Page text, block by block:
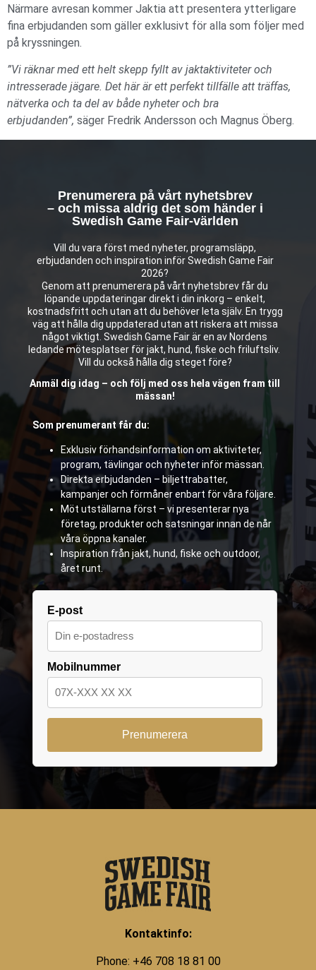
Närmare avresan kommer Jaktia att presentera ytterligare
fina erbjudanden som gäller exklusivt för alla som följer med
på kryssningen.
”Vi räknar med ett helt skepp fyllt av jaktaktiviteter och
intresserade jägare. Det här är ett perfekt tillfälle att träffas,
nätverka och ta del av både nyheter och bra
erbjudanden”, säger Fredrik Andersson och Magnus Öberg.
Prenumerera på vårt nyhetsbrev
– och missa aldrig det som händer i
Swedish Game Fair-världen
Vill du vara först med nyheter, programsläpp,
erbjudanden och inspiration inför Swedish Game Fair
2026?
Genom att prenumerera på vårt nyhetsbrev får du
löpande uppdateringar direkt i din inkorg – enkelt,
kostnadsfritt och utan att du behöver leta själv. En trygg
väg att hålla dig uppdaterad utan att riskera att missa
något viktigt. Swedish Game Fair är en av Nordens
ledande mötesplatser för jakt, hund, fiske och friluftsliv.
Vill du också hålla dig steget före?
Anmäl dig idag – och följ med oss hela vägen fram till
mässan!
E-post
Mobilnummer
Som prenumerant får du:
Exklusiv förhandsinformation om aktiviteter,
program, tävlingar och nyheter inför mässan.
Direkta erbjudanden – biljettrabatter,
kampanjer och förmåner enbart för våra följare.
Möt utställarna först – vi presenterar nya
företag, produkter och satsningar innan de når
våra öppna kanaler.
Inspiration från jakt, hund, fiske och outdoor,
året runt.
Kontaktinfo:
Phone: +46 708 18 81 00